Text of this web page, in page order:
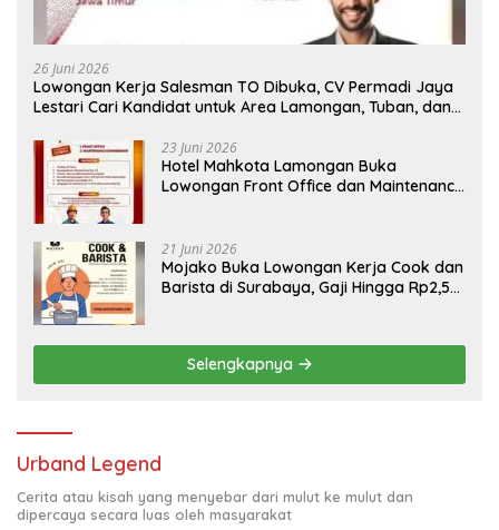
26 Juni 2026
Lowongan Kerja Salesman TO Dibuka, CV Permadi Jaya
Lestari Cari Kandidat untuk Area Lamongan, Tuban, dan
23 Juni 2026
Hotel Mahkota Lamongan Buka
Lowongan Front Office dan Maintenance
21 Juni 2026
Mojako Buka Lowongan Kerja Cook dan
Barista di Surabaya, Gaji Hingga Rp2,5
Selengkapnya
Urband Legend
Cerita atau kisah yang menyebar dari mulut ke mulut dan
dipercaya secara luas oleh masyarakat